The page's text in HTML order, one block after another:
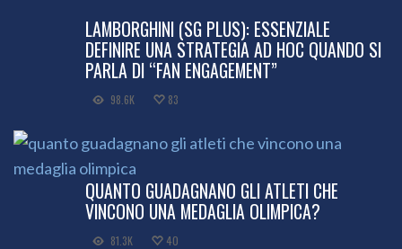
LAMBORGHINI (SG PLUS): ESSENZIALE
DEFINIRE UNA STRATEGIA AD HOC QUANDO SI
PARLA DI “FAN ENGAGEMENT”
98.6K 83
QUANTO GUADAGNANO GLI ATLETI CHE
VINCONO UNA MEDAGLIA OLIMPICA?
81.3K 40